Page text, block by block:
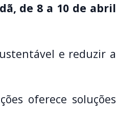
de 8 a 10 de abril
e reduzir a
oferece soluções